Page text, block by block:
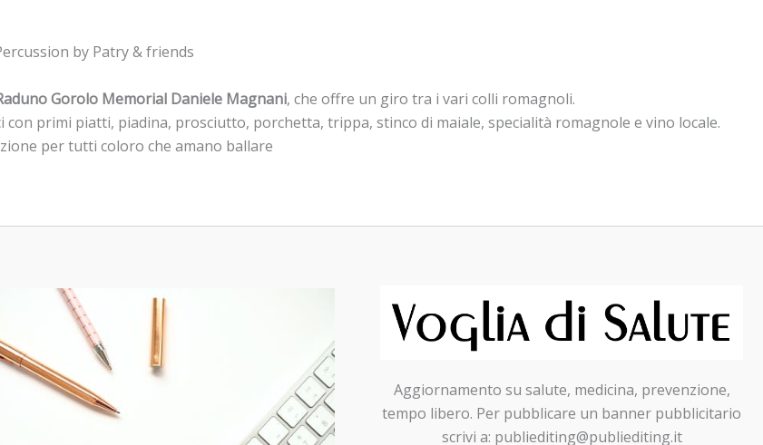
by Patry & friends
Gorolo Memorial Daniele Magnani, che offre un giro tra i vari colli romagnoli.
primi piatti, piadina, prosciutto, porchetta, trippa, stinco di maiale, specialità romagnole e vino locale.
per tutti coloro che amano ballare
Aggiornamento su salute, medicina, prevenzione,
tempo libero. Per pubblicare un banner pubblicitario
scrivi a: publiediting@publiediting.it